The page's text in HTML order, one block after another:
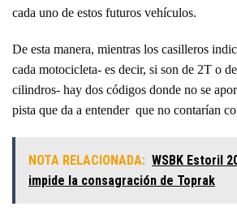
cada uno de estos futuros vehículos.
De esta manera, mientras los casilleros
cada motocicleta- es decir, si son de 2T o
cilindros- hay dos códigos donde no se
pista que da a entender que no contarían
NOTA RELACIONADA: WSBK Estoril
impide la consagración de Toprak